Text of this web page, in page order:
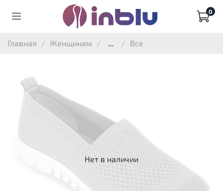
0
Главная Женщинам ... Все
Нет в наличии